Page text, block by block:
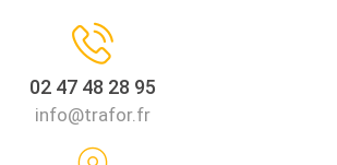
02 47 48 28 95
info@trafor.fr